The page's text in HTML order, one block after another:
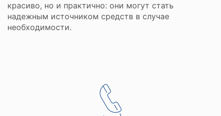
красиво, но и практично: они могут стать
надежным источником средств в случае
необходимости.